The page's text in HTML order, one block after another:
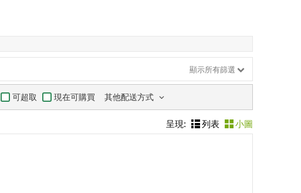
顯示所有篩選
可超取 現在可購買 其他配送方式
呈現: 列表 小圖